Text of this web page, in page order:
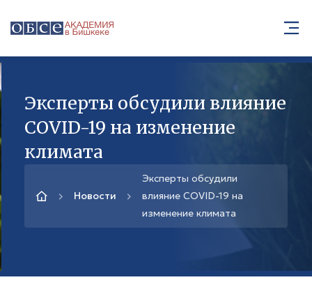
Эксперты обсудили влияние
COVID-19 на изменение
климата
Новости
Эксперты обсудили
влияние COVID-19 на
изменение климата